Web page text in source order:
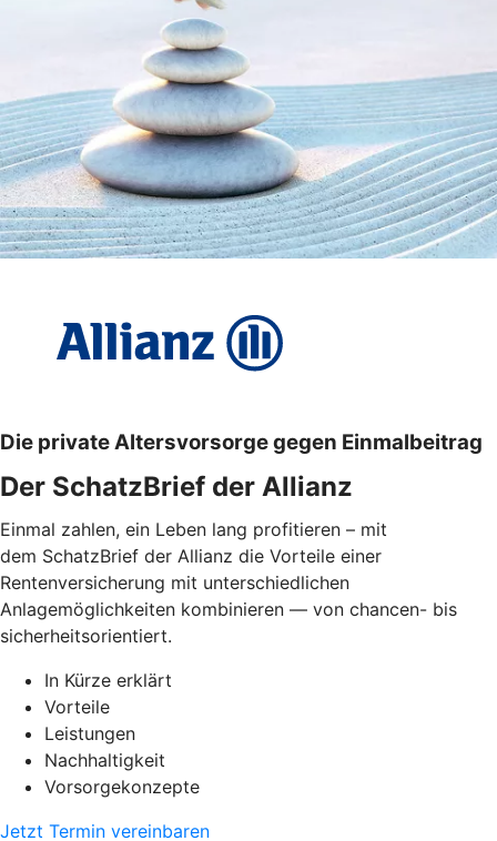
Die private Altersvorsorge gegen Einmalbeitrag
Der SchatzBrief der Allianz
Einmal zahlen, ein Leben lang profitieren – mit
dem SchatzBrief der Allianz die Vorteile einer
Rentenversicherung mit unterschiedlichen
Anlagemöglichkeiten kombinieren — von chancen- bis
sicherheitsorientiert.
In Kürze erklärt
Vorteile
Leistungen
Nachhaltigkeit
Vorsorgekonzepte
Jetzt Termin vereinbaren